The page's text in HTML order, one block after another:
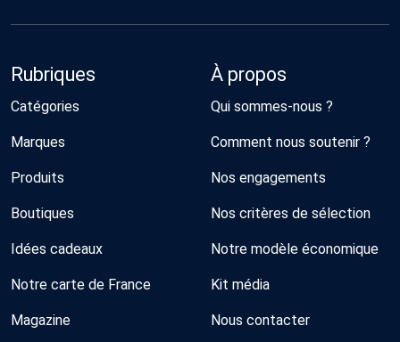
Rubriques
Catégories
Marques
Produits
Boutiques
Idées cadeaux
Notre carte de France
Magazine
À propos
Qui sommes-nous ?
Comment nous soutenir ?
Nos engagements
Nos critères de sélection
Notre modèle économique
Kit média
Nous contacter